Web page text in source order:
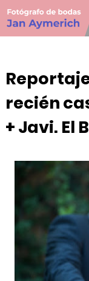
recién
+ Javi. El